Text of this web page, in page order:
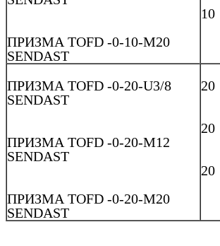
ПРИЗМА TOFD -0-10-М20
SENDAST
10
ПРИЗМА TOFD -0-20-U3/8
SENDAST
ПРИЗМА TOFD -0-20-M12
SENDAST
ПРИЗМА TOFD -0-20-М20
SENDAST
20
20
20